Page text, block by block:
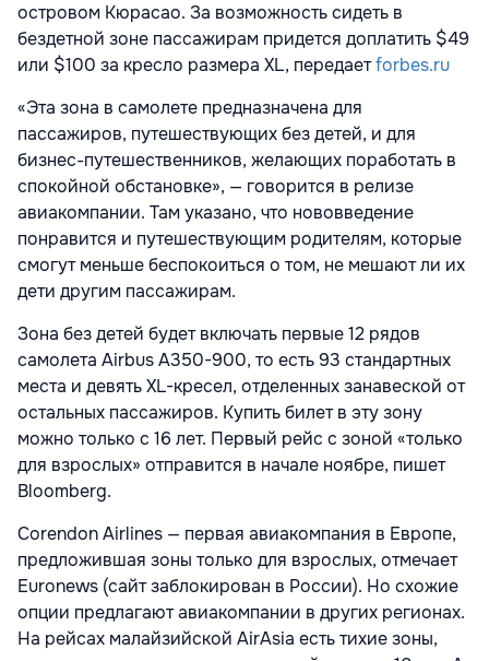
островом Кюрасао. За возможность сидеть в
бездетной зоне пассажирам придется доплатить $49
или $100 за кресло размера XL, передаетforbes.ru
«Эта зона в самолете предназначена для
пассажиров, путешествующих без детей, и для
бизнес-путешественников, желающих поработать в
спокойной обстановке», — говорится в релизе
авиакомпании. Там указано, что нововведение
понравится и путешествующим родителям, которые
смогут меньше беспокоиться о том, не мешают ли их
дети другим пассажирам.
Зона без детей будет включать первые 12 рядов
самолета Airbus A350-900, то есть 93 стандартных
места и девять XL-кресел, отделенных занавеской от
остальных пассажиров. Купить билет в эту зону
можно только с 16 лет. Первый рейс с зоной «только
для взрослых» отправится в начале ноябре, пишет
Bloomberg.
Corendon Airlines — первая авиакомпания в Европе,
предложившая зоны только для взрослых, отмечает
Euronews (сайт заблокирован в России). Но схожие
опции предлагают авиакомпании в других регионах.
На рейсах малайзийской AirAsia есть тихие зоны,